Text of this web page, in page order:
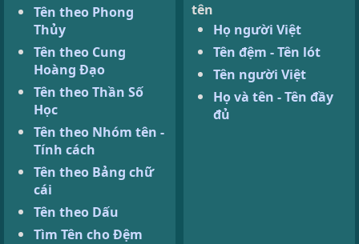
Tên theo Phong
Thủy
Tên theo Cung
Hoàng Đạo
Tên theo Thần Số
Học
Tên theo Nhóm tên -
Tính cách
Tên theo Bảng chữ
cái
Tên theo Dấu
Tìm Tên cho Đệm
tên
Họ người Việt
Tên đệm - Tên lót
Tên người Việt
Họ và tên - Tên đầy
đủ